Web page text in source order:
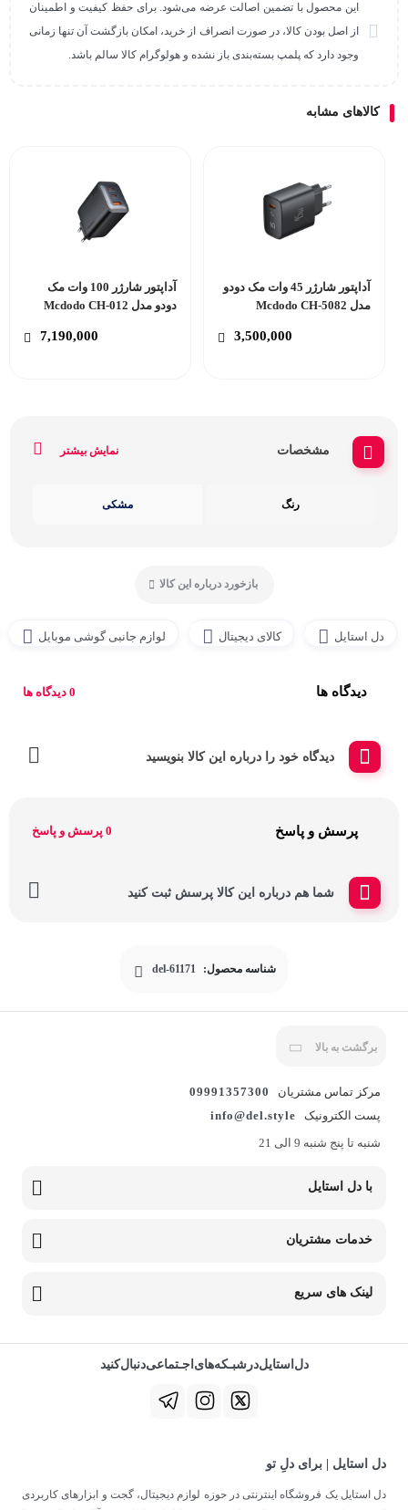
این محصول با تضمین اصالت عرضه می‌شود. برای حفظ کیفیت و اطمینان
از اصل بودن کالا، در صورت انصراف از خرید، امکان بازگشت آن تنها زمانی
وجود دارد که پلمپ بسته‌بندی باز نشده و هولوگرام کالا سالم باشد.
کالاهای مشابه
آداپتور شارژر 45 وات مک دودو
مدل Mcdodo CH-5082
3,500,000
آداپتور شارژر 100 وات مک
دودو مدل Mcdodo CH-012
7,190,000
مشخصات نمایش بیشتر
رنگ مشکی
بازخورد درباره این کالا
دل استایل کالای دیجیتال لوازم جانبی گوشی موبایل
دیدگاه ها 0 دیدگاه ها
دیدگاه خود را درباره این کالا بنویسید
پرسش و پاسخ 0 پرسش و پاسخ
شما هم درباره این کالا پرسش ثبت کنید
شناسه محصول: del-61171
برگشت به بالا
مرکز تماس مشتریان
09991357300
پست الکترونیک
info@del.style
شنبه تا پنج شنبه 9 الی 21
با دل استایل
خدمات مشتریان
لینک های سریع
دل‌استایل‌در‌‌شبـکه‌های‌اجـتماعی‌دنبال‌کنید
دل استایل | برای دلِ تو
دل استایل یک فروشگاه اینترنتی در حوزه لوازم دیجیتال، گجت و ابزارهای کاربردی